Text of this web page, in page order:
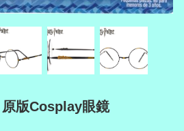
版Cosplay眼鏡